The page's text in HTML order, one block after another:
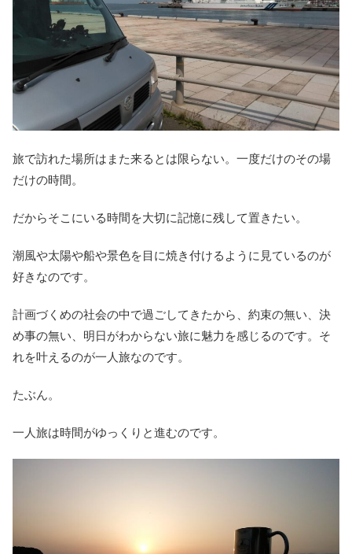
旅で訪れた場所はまた来るとは限らない。一度だけのその場
だけの時間。
だからそこにいる時間を大切に記憶に残して置きたい。
潮風や太陽や船や景色を目に焼き付けるように見ているのが
好きなのです。
計画づくめの社会の中で過ごしてきたから、約束の無い、決
め事の無い、明日がわからない旅に魅力を感じるのです。そ
れを叶えるのが一人旅なのです。
たぶん。
一人旅は時間がゆっくりと進むのです。